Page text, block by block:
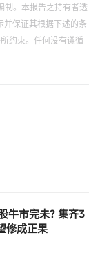
制。本报告之持有者透
保证其根据下述的条
约束。任何没有遵循
何直接或间接损失概
可靠的来源，惟本报
延误，阻碍或拦截等
等资料或意见的足够
容时所作的行为而导
，随之而发生的损
或其关连公司的立
无责任提供任何有关
户作一般阅览之用，
牛市完未? 集齐3
修成正果